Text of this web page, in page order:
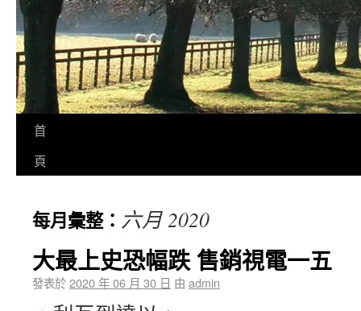
首
頁
每月彙整： 六月 2020
大最上史恐幅跌 售銷視電一五
發表於2020 年 06 月 30 日 由 admin